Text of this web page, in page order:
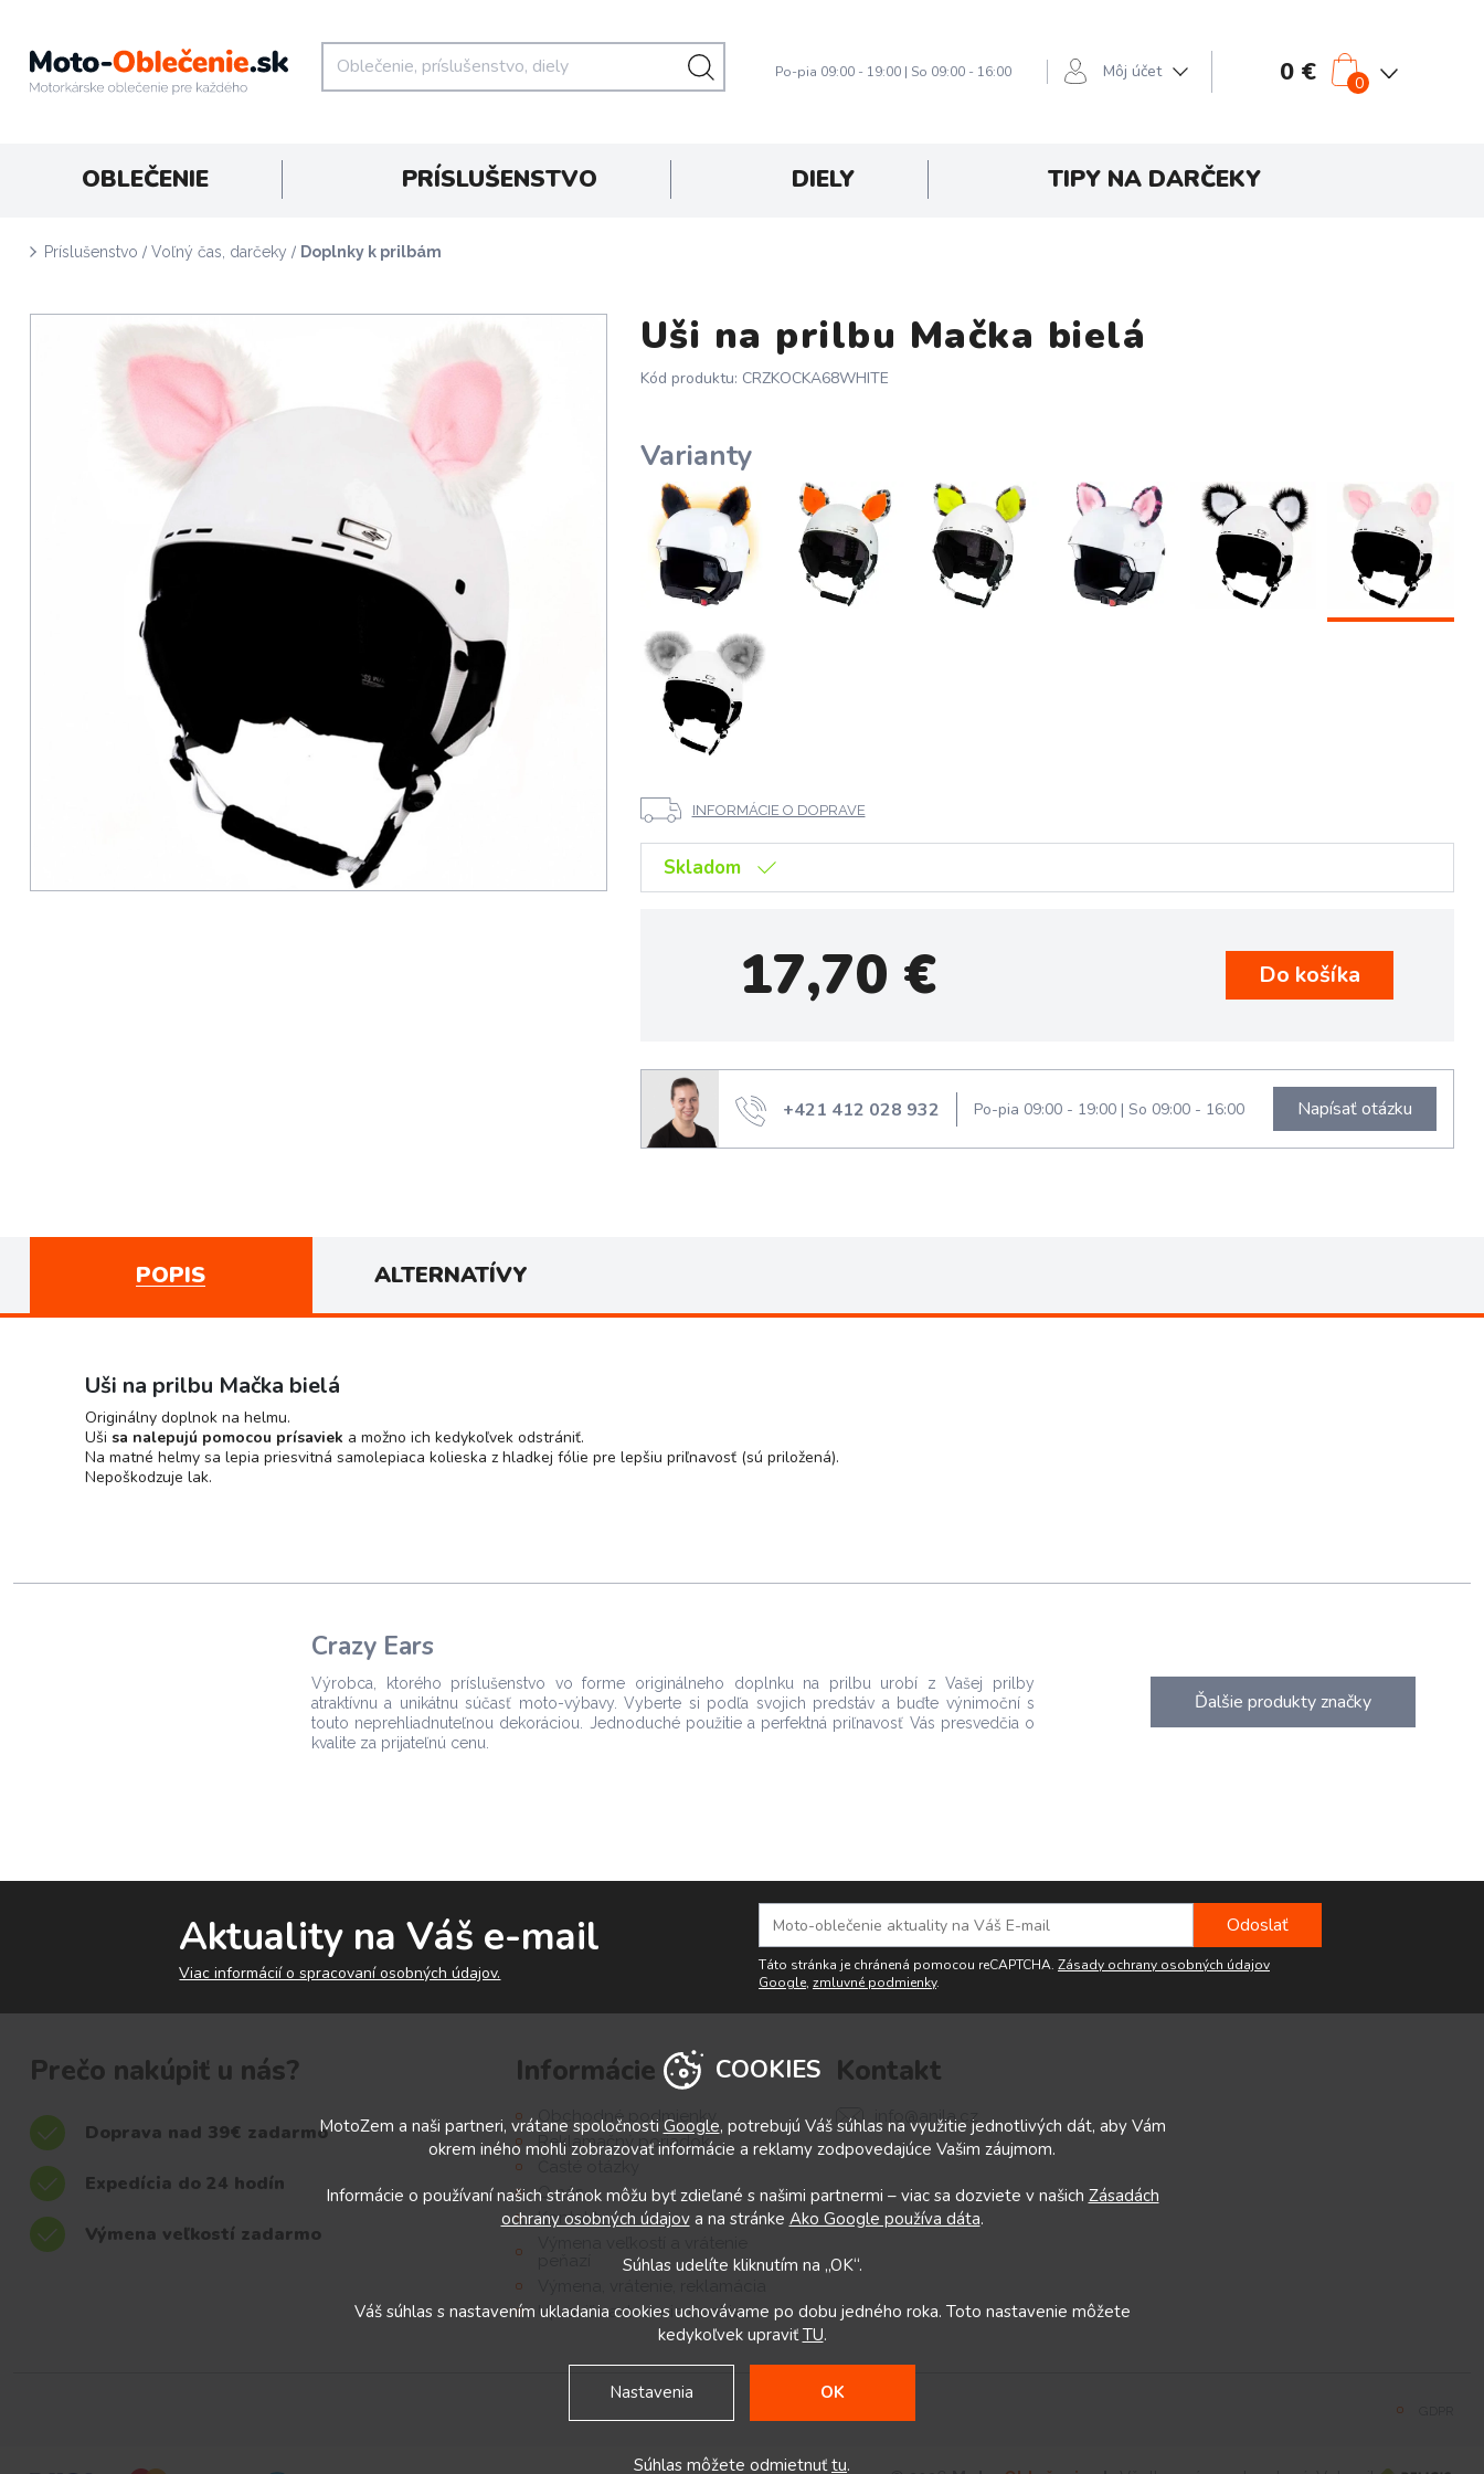
Po-pia 09:00 - 19:00 | So 09:00 - 16:00 Môj účet 0 € 0
OBLEČENIE PRÍSLUŠENSTVO DIELY TIPY NA DARČEKY
Príslušenstvo / Voľný čas, darčeky / Doplnky k prilbám
Uši na prilbu Mačka bielá
Kód produktu: CRZKOCKA68WHITE
Varianty
INFORMÁCIE O DOPRAVE
Skladom
17,70 €
+421 412 028 932 Po-pia 09:00 - 19:00| So 09:00 - 16:00 Napísať otázku
POPIS ALTERNATÍVY
Uši na prilbu Mačka bielá
Originálny doplnok na helmu.
Uši sa nalepujú pomocou prísaviek a možno ich kedykoľvek odstrániť.
Na matné helmy sa lepia priesvitná samolepiaca kolieska z hladkej fólie pre lepšiu priľnavosť (sú priložená).
Nepoškodzuje lak.
Crazy Ears
Výrobca, ktorého príslušenstvo vo forme originálneho doplnku na prilbu urobí z Vašej prilby
atraktívnu a unikátnu súčasť moto-výbavy. Vyberte si podľa svojich predstáv a buďte výnimoční s
touto neprehliadnuteľnou dekoráciou. Jednoduché použitie a perfektná priľnavosť Vás presvedčia o
kvalite za prijateľnú cenu.
Ďalšie produkty značky
Aktuality na Váš e-mail
Viac informácií o spracovaní osobných údajov. Táto stránka je chránená pomocou reCAPTCHA. Zásady ochrany osobných údajov
Google, zmluvné podmienky.
Prečo nakúpiť u nás?
Doprava nad 39€ zadarmo
Expedícia do 24 hodín
Výmena veľkostí zadarmo
Informácie
Obchodné podmienky
Reklamačný poriadok
O nás
Kontakty
Upraviť nastavenia cookies
Kontakt
info@anila.cz
COOKIES
MotoZem a naši partneri, vrátane spoločnosti Google, potrebujú Váš súhlas na využitie jednotlivých dát, aby Vám
okrem iného mohli zobrazovať informácie a reklamy zodpovedajúce Vašim záujmom.
Informácie o používaní našich stránok môžu byť zdieľané s našimi partnermi – viac sa dozviete v našich Zásadách
ochrany osobných údajova na stránke Ako Google používa dáta.
Súhlas udelíte kliknutím na „OK“.
Váš súhlas s nastavením ukladania cookies uchovávame po dobu jedného roka. Toto nastavenie môžete
kedykoľvek upraviťTU.
Nastavenia OK
Súhlas môžete odmietnuťtu.